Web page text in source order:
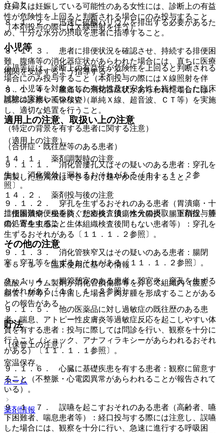
妊婦又は妊娠している可能性のある女性には、診断上の有益
性が危険性を上回ると判断される場合にのみ投与すること
（本剤投与の際にはＸ線照射を伴う）。
小児等
小児等には、診断上の有益性が危険性を上回ると判断される
場合にのみ投与すること（本剤投与の際にはＸ線照射を伴
う、小児等を対象とした有効性及び安全性を指標とした臨床
試験は実施していない）。
適用上の注意、取扱い上の注意
（適用上の注意）
１４．１． 薬剤調製時の注意
調製した懸濁液はできるだけ速やかに使用すること。
１４．２． 薬剤投与後の注意
排便困難や便秘を防ぐため検査後、水分の摂取・下剤投与等
の処置をすること。
その他の注意
１５．１． 臨床使用に基づく情報
硫酸バリウム製剤が消化管損傷部等を介して組織内（腹腔、
腸管、肺等）に停留した場合、肉芽腫を形成することがある
との報告がある。
貯法
（保管上の注意）
室温保存。
ホーム
薬剤情報
うこと。
８．１．２． 迅速に硫酸バリウムを排出する必要があるた
め、十分な水分の摂取を患者に指導すること。
８．１．３． 患者に排便状況を確認させ、持続する排便困
難、腹痛等の消化器症状があらわれた場合には、直ちに医療
機関を受診するよう指導すること。
８．１．４． 腹痛等の消化器症状があらわれた場合には、
腹部の診察や画像検査（単純Ｘ線、超音波、ＣＴ等）を実施
し、適切な処置を行うこと。
（特定の背景を有する患者に関する注意）
（合併症・既往歴等のある患者）
９．１．１． 消化管瘻孔又はその疑いのある患者：穿孔を
生じ、消化管外に漏れるおそれがある〔１１．１．２参
照〕。
９．１．２． 穿孔を生ずるおそれのある患者（胃潰瘍・十
二指腸潰瘍、虫垂炎、憩室炎、潰瘍性大腸炎、腸重積症、腫
瘍、寄生虫感染、生体組織検査後間もない患者等）：穿孔を
生ずるおそれがある〔１１．１．２参照〕。
９．１．３． 消化管狭窄又はその疑いのある患者：腸閉
塞、穿孔等を生ずるおそれがある〔１１．１．２参照〕。
９．１．４． 腸管憩室のある患者：憩室炎、穿孔を生ずる
おそれがある〔１１．１．２参照〕。
９．１．５． 他の医薬品に対し過敏症の既往歴のある患
者、喘息、アトピー性皮膚炎等過敏症反応を起こしやすい体
質を有する患者：投与に際しては問診を行い、観察を十分に
行うこと（ショック、アナフィラキシーがあらわれるおそれ
がある）〔１１．１．１参照〕。
９．１．６． 心臓に基礎疾患を有する患者：観察に留意す
ること（不整脈・心電図異常があらわれることが報告されて
いる）。
９．１．７． 誤嚥を起こすおそれのある患者（高齢者、嚥
下困難者、喘息患者等）：経口投与する際には注意し、誤嚥
した場合には、観察を十分に行い、急速に進行する呼吸困